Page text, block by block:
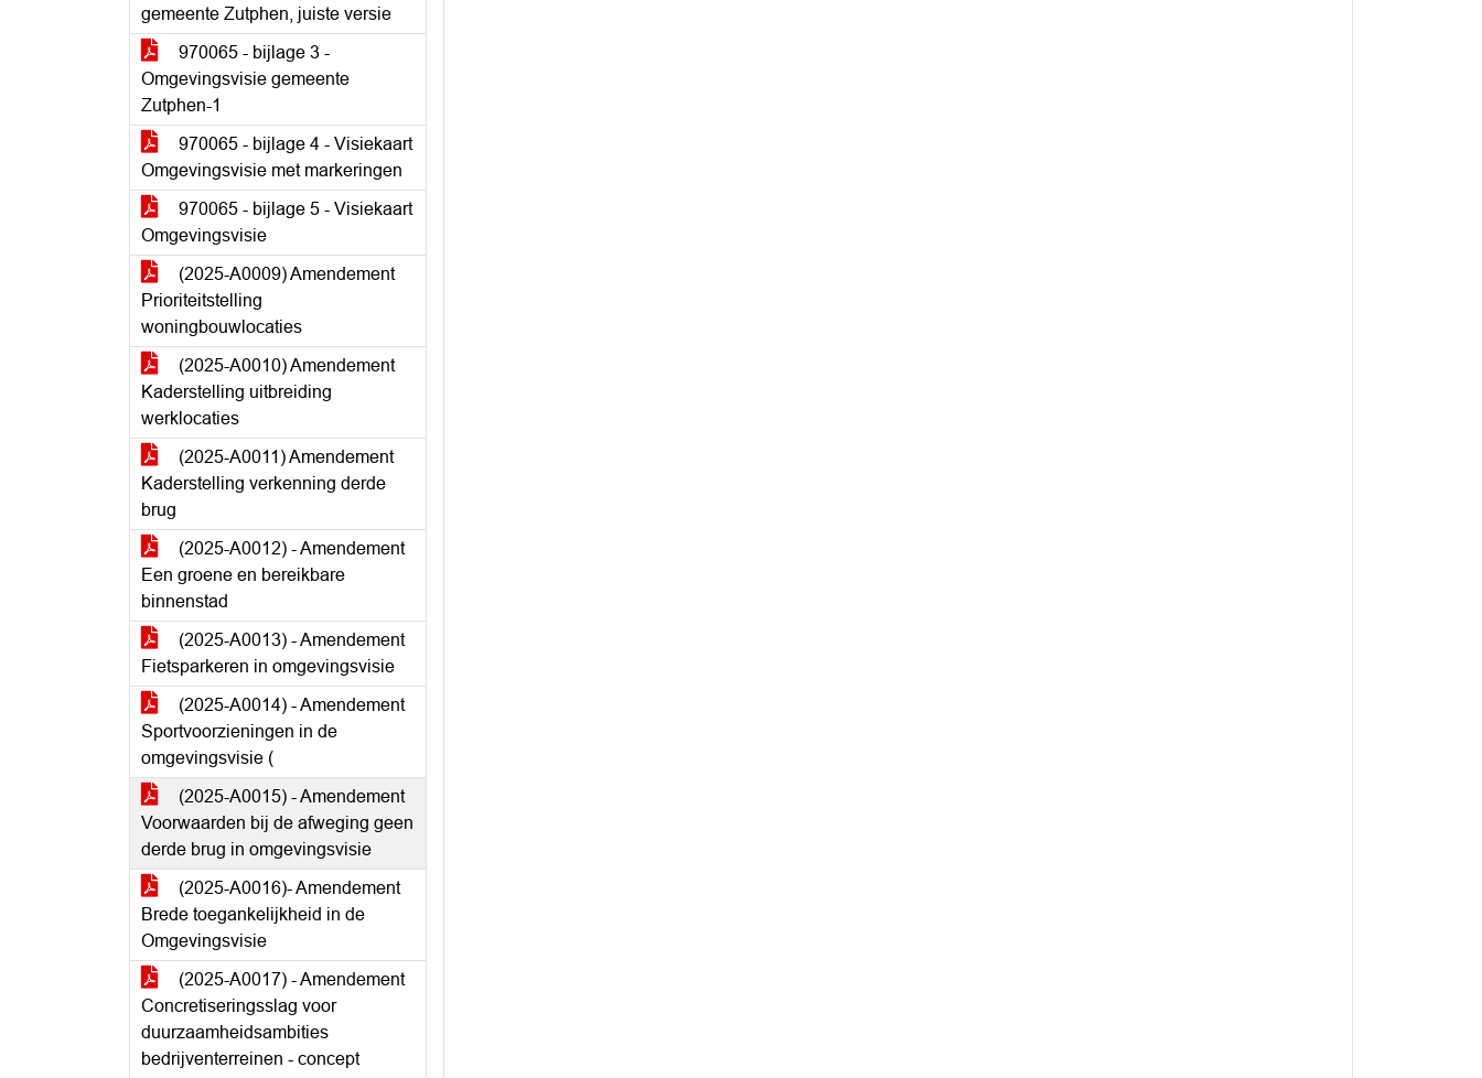
gemeente Zutphen, juiste versie
970065 - bijlage 3 -
Omgevingsvisie gemeente
Zutphen-1
970065 - bijlage 4 - Visiekaart
Omgevingsvisie met markeringen
970065 - bijlage 5 - Visiekaart
Omgevingsvisie
(2025-A0009) Amendement
Prioriteitstelling
woningbouwlocaties
(2025-A0010) Amendement
Kaderstelling uitbreiding
werklocaties
(2025-A0011) Amendement
Kaderstelling verkenning derde
brug
(2025-A0012) - Amendement
Een groene en bereikbare
binnenstad
(2025-A0013) - Amendement
Fietsparkeren in omgevingsvisie
(2025-A0014) - Amendement
Sportvoorzieningen in de
omgevingsvisie (
(2025-A0015) - Amendement
Voorwaarden bij de afweging geen
derde brug in omgevingsvisie
(2025-A0016)- Amendement
Brede toegankelijkheid in de
Omgevingsvisie
(2025-A0017) - Amendement
Concretiseringsslag voor
duurzaamheidsambities
bedrijventerreinen - concept